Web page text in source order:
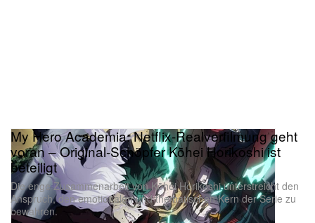
My Hero Academia: Netflix-Realverfilmung geht
voran – Original-Schöpfer Kōhei Horikoshi ist
beteiligt
Die enge Zusammenarbeit von Kōhei Horikoshi unterstreicht den
Anspruch, den emotionalen und thematischen Kern der Serie zu
bewahren.